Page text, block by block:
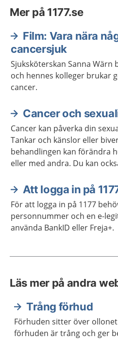
Mer på 1177.se
Film: Vara nära
cancersjuk
Sjuksköterskan Sanna Wärn
och hennes kolleger brukar
cancer.
Cancer och
Cancer kan påverka din
Tankar och känslor eller
behandlingen kan förändra
eller med andra. Du kan
lusten och förmågan att ha
Att logga in på
För att logga in på 1177
personnummer och en e-
använda BankID eller Freja+.
Läs mer på andra
Trång förhud
Förhuden sitter över
förhuden är trång och ger